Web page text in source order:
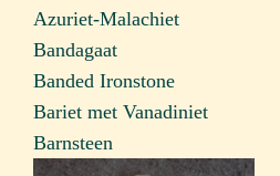
Azuriet-Malachiet
Bandagaat
Banded Ironstone
Bariet met Vanadiniet
Barnsteen